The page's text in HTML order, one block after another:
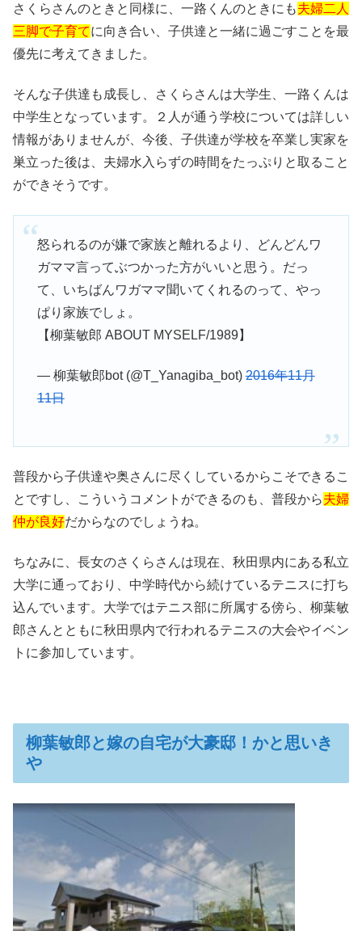
さくらさんのときと同様に、一路くんのときにも夫婦二人
三脚で子育てに向き合い、子供達と一緒に過ごすことを最
優先に考えてきました。
そんな子供達も成長し、さくらさんは大学生、一路くんは
中学生となっています。２人が通う学校については詳しい
情報がありませんが、今後、子供達が学校を卒業し実家を
巣立った後は、夫婦水入らずの時間をたっぷりと取ること
ができそうです。
怒られるのが嫌で家族と離れるより、どんどんワ
ガママ言ってぶつかった方がいいと思う。だっ
て、いちばんワガママ聞いてくれるのって、やっ
ぱり家族でしょ。
【柳葉敏郎 ABOUT MYSELF/1989】
— 柳葉敏郎bot (@T_Yanagiba_bot)2016年11月
11日
普段から子供達や奥さんに尽くしているからこそできるこ
とですし、こういうコメントができるのも、普段から夫婦
仲が良好だからなのでしょうね。
ちなみに、長女のさくらさんは現在、秋田県内にある私立
大学に通っており、中学時代から続けているテニスに打ち
込んでいます。大学ではテニス部に所属する傍ら、柳葉敏
郎さんとともに秋田県内で行われるテニスの大会やイベン
トに参加しています。
柳葉敏郎と嫁の自宅が大豪邸！かと思いき
や